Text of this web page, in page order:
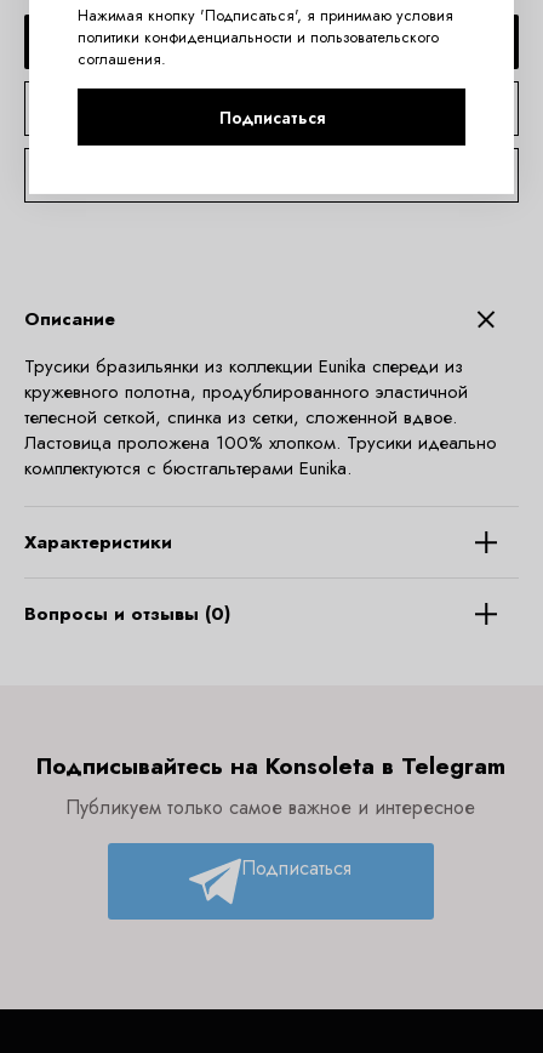
ДОБАВИТЬ В КОРЗИНУ
КУПИТЬ В 1 КЛИК
Описание
Трусики бразильянки из коллекции Eunika спереди из
кружевного полотна, продублированного эластичной
телесной сеткой, спинка из сетки, сложенной вдвое.
Ластовица проложена 100% хлопком. Трусики идеально
комплектуются с бюстгальтерами Eunika.
Характеристики
Вопросы и отзывы (0)
Подписывайтесь на Konsoleta в Telegram
Публикуем только самое важное и интересное
Подписаться
Нажимая кнопку 'Подписаться', я принимаю условия
политики конфиденциальности и пользовательского
соглашения.
Подписаться